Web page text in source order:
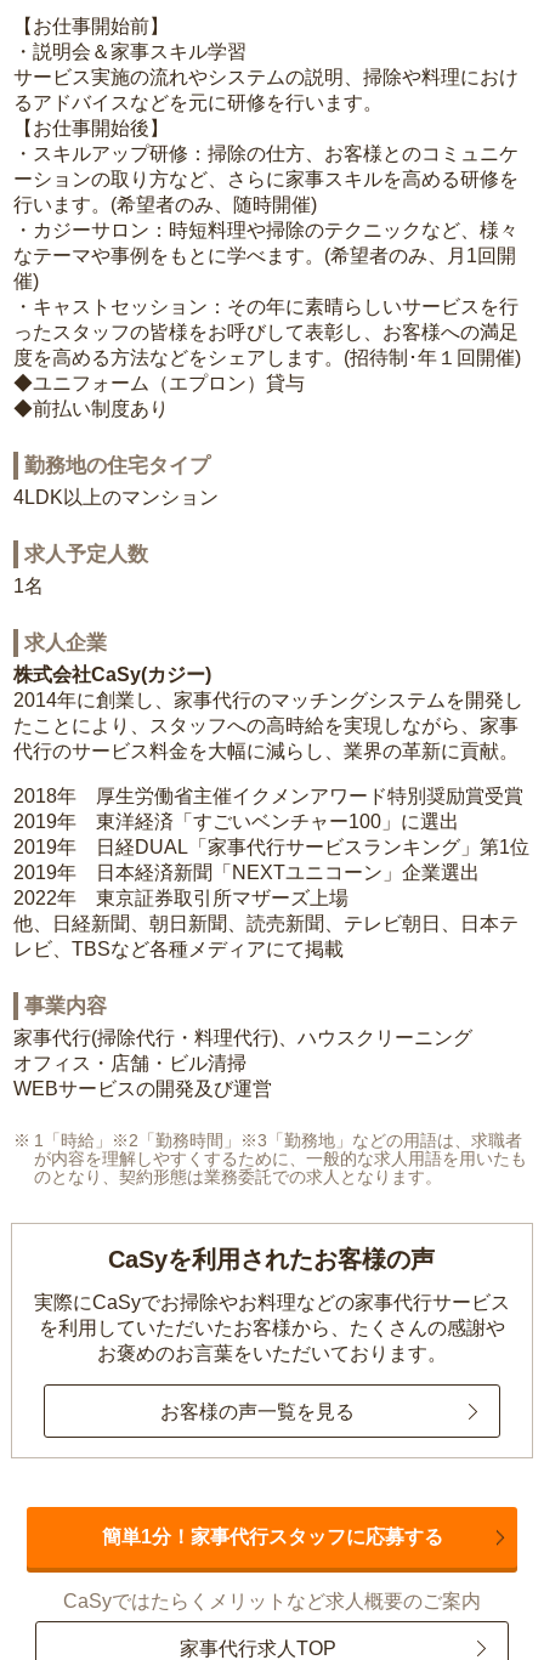
【お仕事開始前】
・説明会＆家事スキル学習
サービス実施の流れやシステムの説明、掃除や料理におけ
るアドバイスなどを元に研修を行います。
【お仕事開始後】
・スキルアップ研修：掃除の仕方、お客様とのコミュニケ
ーションの取り方など、さらに家事スキルを高める研修を
行います。(希望者のみ、随時開催)
・カジーサロン：時短料理や掃除のテクニックなど、様々
なテーマや事例をもとに学べます。(希望者のみ、月1回開
催)
・キャストセッション：その年に素晴らしいサービスを行
ったスタッフの皆様をお呼びして表彰し、お客様への満足
度を高める方法などをシェアします。(招待制･年１回開催)
◆ユニフォーム（エプロン）貸与
◆前払い制度あり
勤務地の住宅タイプ
4LDK以上のマンション
求人予定人数
1名
求人企業
株式会社CaSy(カジー)
2014年に創業し、家事代行のマッチングシステムを開発し
たことにより、スタッフへの高時給を実現しながら、家事
代行のサービス料金を大幅に減らし、業界の革新に貢献。
2018年 厚生労働省主催イクメンアワード特別奨励賞受賞
2019年 東洋経済「すごいベンチャー100」に選出
2019年 日経DUAL「家事代行サービスランキング」第1位
2019年 日本経済新聞「NEXTユニコーン」企業選出
2022年 東京証券取引所マザーズ上場
他、日経新聞、朝日新聞、読売新聞、テレビ朝日、日本テ
レビ、TBSなど各種メディアにて掲載
事業内容
家事代行(掃除代行・料理代行)、ハウスクリーニング
オフィス・店舗・ビル清掃
WEBサービスの開発及び運営
1「時給」※2「勤務時間」※3「勤務地」などの用語は、求職者
が内容を理解しやすくするために、一般的な求人用語を用いたも
のとなり、契約形態は業務委託での求人となります。
CaSyを利用されたお客様の声
実際にCaSyでお掃除やお料理などの家事代行サービス
を利用していただいたお客様から、 たくさんの感謝や
お褒めのお言葉をいただいております。
お客様の声一覧を見る
簡単1分！家事代行スタッフに応募する
CaSyではたらくメリットなど求人概要のご案内
家事代行求人TOP